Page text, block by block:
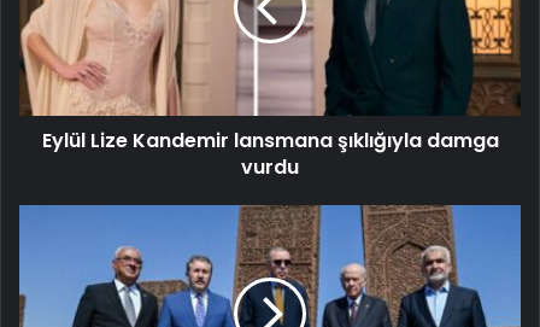
Eylül Lize Kandemir lansmana şıklığıyla damga
vurdu